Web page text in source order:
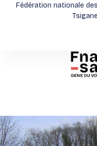
Fédération nationale